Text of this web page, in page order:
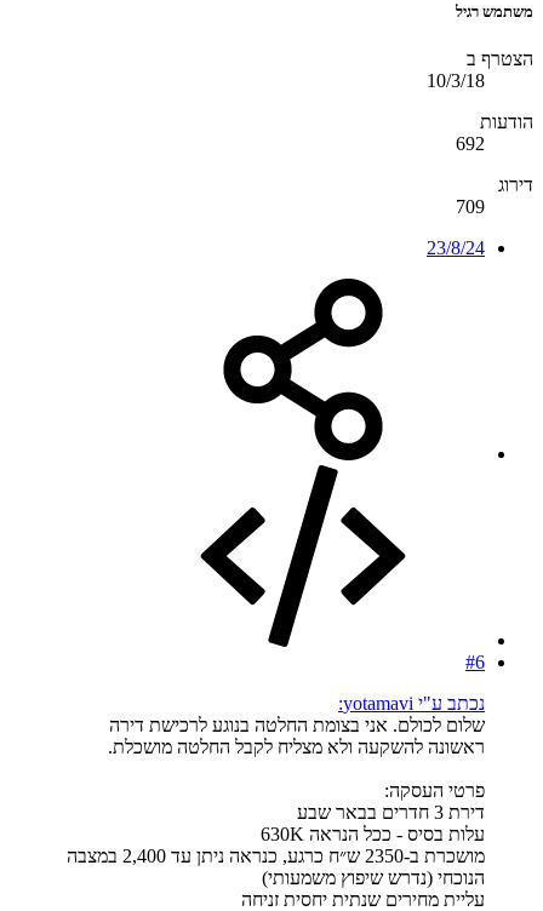
משתמש רגיל
הצטרף ב
10/3/18
הודעות
692
דירוג
709
23/8/24
#6
נכתב ע"י yotamavi:
שלום לכולם. אני בצומת החלטה בנוגע לרכישת דירה
ראשונה להשקעה ולא מצליח לקבל החלטה מושכלת.
פרטי העסקה:
דירת 3 חדרים בבאר שבע
עלות בסיס - ככל הנראה 630K
מושכרת ב-2350 ש״ח כרגע, כנראה ניתן עד 2,400 במצבה
הנוכחי (נדרש שיפוץ משמעותי)
עליית מחירים שנתית יחסית זניחה